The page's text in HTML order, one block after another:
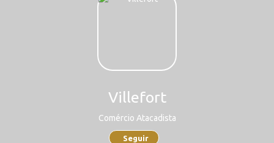
Villefort
Comércio Atacadista
Seguir